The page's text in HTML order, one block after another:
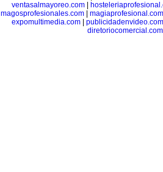
ventasalmayoreo.com
magosprofesionales.com
magiaprofesional.com
expomultimedia.com
publicidadenvideo.com
diretoriocomercial.com